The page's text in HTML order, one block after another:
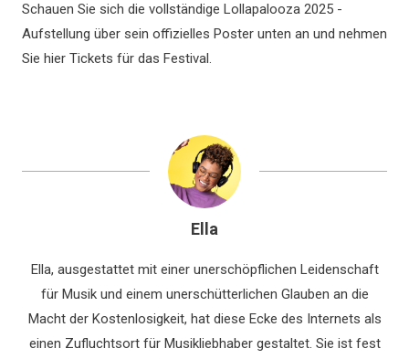
Schauen Sie sich die vollständige Lollapalooza 2025 -
Aufstellung über sein offizielles Poster unten an und nehmen
Sie hier Tickets für das Festival.
Ella
Ella, ausgestattet mit einer unerschöpflichen Leidenschaft
für Musik und einem unerschütterlichen Glauben an die
Macht der Kostenlosigkeit, hat diese Ecke des Internets als
einen Zufluchtsort für Musikliebhaber gestaltet. Sie ist fest